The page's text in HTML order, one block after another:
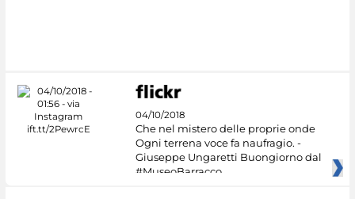
04/10/2018
Che nel mistero delle proprie onde
Ogni terrena voce fa naufragio. -
Giuseppe Ungaretti Buongiorno dal
#MuseoBarracco